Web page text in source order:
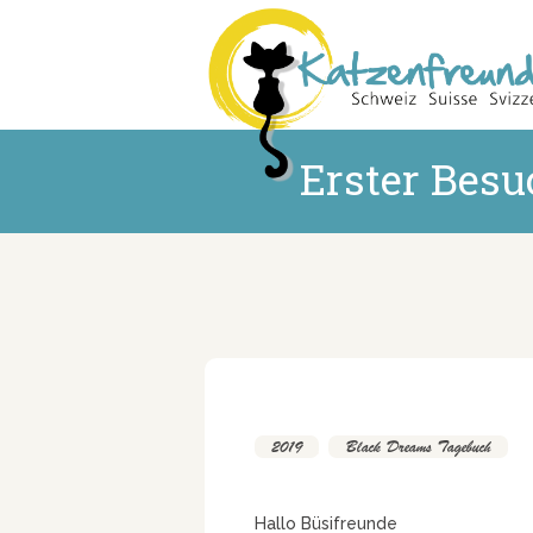
Erster
2019 Black Dreams Tagebuch
Hallo Büsifreunde